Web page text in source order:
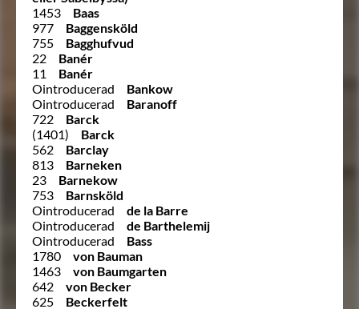
1453
Baas
977
Baggensköld
755
Bagghufvud
22
Banér
11
Banér
Ointroducerad
Bankow
Ointroducerad
Baranoff
722
Barck
(1401)
Barck
562
Barclay
813
Barneken
23
Barnekow
753
Barnsköld
Ointroducerad
de la Barre
Ointroducerad
de Barthelemij
Ointroducerad
Bass
1780
von Bauman
1463
von Baumgarten
642
von Becker
625
Beckerfelt